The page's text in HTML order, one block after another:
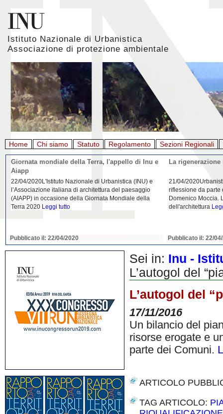
Istituto Nazionale di Urbanistica
Associazione di protezione ambientale
Home Chi siamo Statuto Regolamento Sezioni Regionali
Giornata mondiale della Terra, l'appello di Inu e
Aiapp
22/04/2020L'Istituto Nazionale di Urbanistica (INU) e
l’Associazione italiana di architettura del paesaggio
(AIAPP) in occasione della Giornata Mondiale della
Terra 2020 Leggi tutto
Pubblicato il: 22/04/2020
La
21/04/
riflessione da parte
Domenico Moccia.
dell'architettura
Pubblicato il: 22/
Sei in: Inu -
L’autogol del
L’autogol del
17/11/2016
Un bilancio del
risorse erogate e
parte dei Comuni.
ARTICOLO
TAG ARTICOLO: